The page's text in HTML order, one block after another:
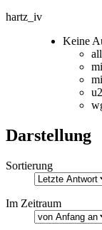
hartz_iv
Keine
Darstellung
Sortierung
Im Zeitraum